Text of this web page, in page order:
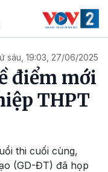
sáu, 19:03, 27/06/2025
điểm mới
THPT
thi cuối cùng,
(GD-ĐT) đã họp